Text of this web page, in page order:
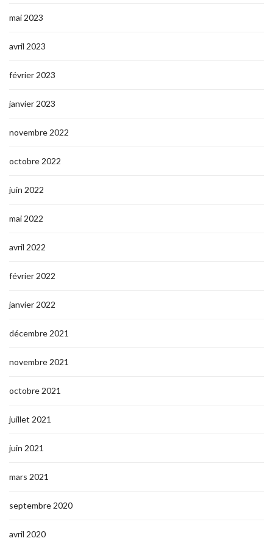
mai 2023
avril 2023
février 2023
janvier 2023
novembre 2022
octobre 2022
juin 2022
mai 2022
avril 2022
février 2022
janvier 2022
décembre 2021
novembre 2021
octobre 2021
juillet 2021
juin 2021
mars 2021
septembre 2020
avril 2020